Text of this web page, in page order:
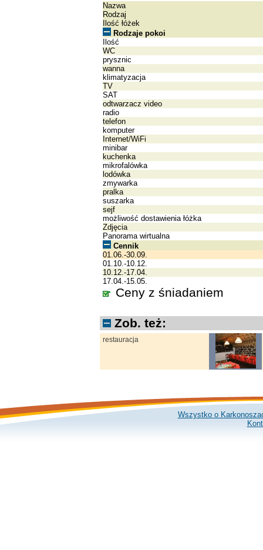
Nazwa
Rodzaj
Ilość łóżek
Rodzaje pokoi
Ilość
WC
prysznic
wanna
klimatyzacja
TV
SAT
odtwarzacz video
radio
telefon
komputer
Internet/WiFi
minibar
kuchenka
mikrofalówka
lodówka
zmywarka
pralka
suszarka
sejf
możliwość dostawienia łóżka
Zdjęcia
Panorama wirtualna
Cennik
01.06.-30.09.
01.10.-10.12.
10.12.-17.04.
17.04.-15.05.
Ceny z śniadaniem
Zob. też:
restauracja
Wszystko o